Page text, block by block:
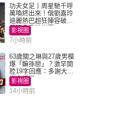
功夫女足丨周星馳千呼
萬喚終出來！偕劉嘉玲
迪麗熱巴超狂陣容破天
荒現身香港謝票
影視圈
7小時前
63歲關之琳與27歲男模
爆「嫲孫戀」？激罕開
腔19字回應：多謝大家
掛念近況
影視圈
14小時前